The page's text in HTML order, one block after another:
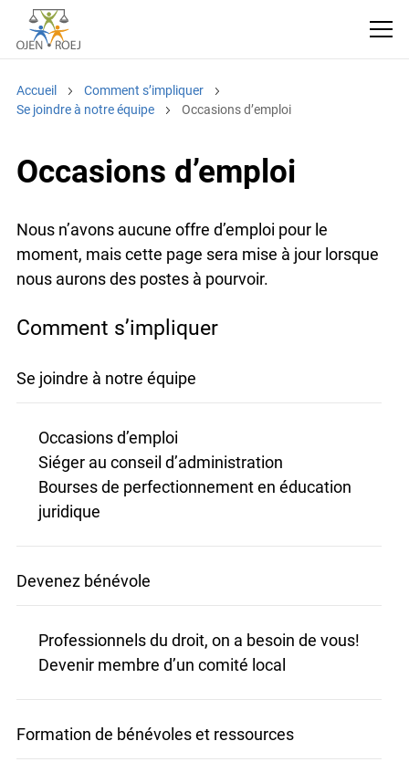
Accueil
Comment s’impliquer
Se joindre à notre équipe
Occasions d’emploi
Occasions d’emploi
Nous n’avons aucune offre d’emploi pour le
moment, mais cette page sera mise à jour lorsque
nous aurons des postes à pourvoir.
Comment s’impliquer
Se joindre à notre équipe
Occasions d’emploi
Siéger au conseil d’administration
Bourses de perfectionnement en éducation
juridique
Devenez bénévole
Professionnels du droit, on a besoin de vous!
Devenir membre d’un comité local
Formation de bénévoles et ressources